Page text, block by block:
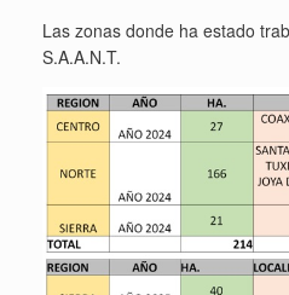
Las zonas donde ha estado
S.A.A.N.T.